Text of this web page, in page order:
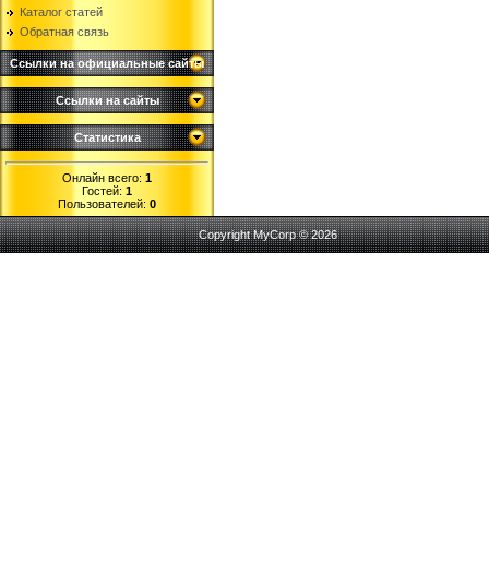
Каталог статей
Обратная связь
Ссылки на официальные сайты
Ссылки на сайты
Статистика
Онлайн всего: 1
Гостей: 1
Пользователей: 0
Copyright MyCorp © 2026